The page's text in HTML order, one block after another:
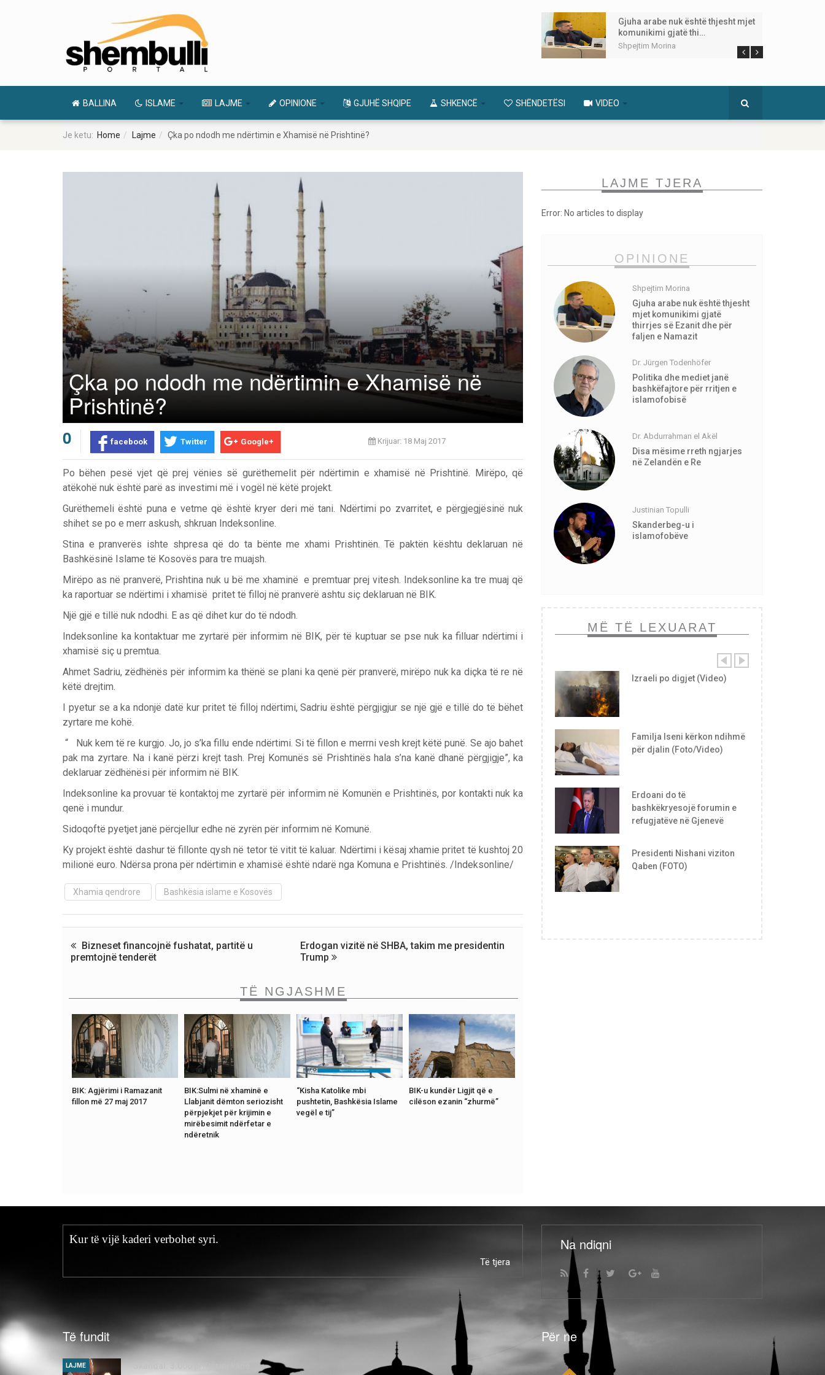
Gjuha arabe nuk është thjesht mjet
komunikimi gjatë thi…
Shpejtim Morina
BALLINA ISLAME LAJME OPINIONE GJUHË SHQIPE SHKENCË SHËNDETËSI VIDEO
Je ketu: Home Lajme Çka po ndodh me ndërtimin e Xhamisë në Prishtinë?
Çka po ndodh me ndërtimin e Xhamisë në
Prishtinë?
0 facebook Twitter Google+ Krijuar: 18 Maj 2017
Po bëhen pesë vjet që prej vënies së gurëthemelit për ndërtimin e xhamisë në Prishtinë. Mirëpo, që
atëkohë nuk është parë as investimi më i vogël në këtë projekt.
Gurëthemeli është puna e vetme që është kryer deri më tani. Ndërtimi po zvarritet, e përgjegjësinë nuk
shihet se po e merr askush, shkruan Indeksonline.
Stina e pranverës ishte shpresa që do ta bënte me xhami Prishtinën. Të paktën kështu deklaruan në
Bashkësinë Islame të Kosovës para tre muajsh.
Mirëpo as në pranverë, Prishtina nuk u bë me xhaminë e premtuar prej vitesh. Indeksonline ka tre muaj që
ka raportuar se ndërtimi i xhamisë pritet të filloj në pranverë ashtu siç deklaruan në BIK.
Një gjë e tillë nuk ndodhi. E as që dihet kur do të ndodh.
Indeksonline ka kontaktuar me zyrtarë për informim në BIK, për të kuptuar se pse nuk ka filluar ndërtimi i
xhamisë siç u premtua.
Ahmet Sadriu, zëdhënës për informim ka thënë se plani ka qenë për pranverë, mirëpo nuk ka diçka të re në
këtë drejtim.
I pyetur se a ka ndonjë datë kur pritet të filloj ndërtimi, Sadriu është përgjigjur se një gjë e tillë do të bëhet
zyrtare me kohë.
“ Nuk kem të re kurgjo. Jo, jo s’ka fillu ende ndërtimi. Si të fillon e merrni vesh krejt këtë punë. Se ajo bahet
pak ma zyrtare. Na i kanë përzi krejt tash. Prej Komunës së Prishtinës hala s’na kanë dhanë përgjigje”, ka
deklaruar zëdhënësi për informim në BIK.
Indeksonline ka provuar të kontaktoj me zyrtarë për informim në Komunën e Prishtinës, por kontakti nuk ka
qenë i mundur.
Sidoqoftë pyetjet janë përcjellur edhe në zyrën për informim në Komunë.
Ky projekt është dashur të fillonte qysh në tetor të vitit të kaluar. Ndërtimi i kësaj xhamie pritet të kushtoj 20
milionë euro. Ndërsa prona për ndërtimin e xhamisë është ndarë nga Komuna e Prishtinës. /Indeksonline/
Xhamia qendrore Bashkësia islame e Kosovës
Bizneset financojnë fushatat, partitë u
premtojnë tenderët
Erdogan vizitë në SHBA, takim me presidentin
Trump
TË NGJASHME
BIK: Agjërimi i Ramazanit
fillon më 27 maj 2017
BIK:Sulmi në xhaminë e
Llabjanit dëmton seriozisht
përpjekjet për krijimin e
mirëbesimit ndërfetar e
ndëretnik
“Kisha Katolike mbi
pushtetin, Bashkësia Islame
vegël e tij”
BIK-u kundër Ligjit që e
cilëson ezanin “zhurmë”
LAJME TJERA
Error: No articles to display
OPINIONE
Shpejtim Morina
Gjuha arabe nuk është thjesht
mjet komunikimi gjatë
thirrjes së Ezanit dhe për
faljen e Namazit
Dr. Jürgen Todenhöfer
Politika dhe mediet janë
bashkëfajtore për rritjen e
islamofobisë
Dr. Abdurrahman el Akël
Disa mësime rreth ngjarjes
në Zelandën e Re
Justinian Topulli
Skanderbeg-u i
islamofobëve
MË TË LEXUARAT
Izraeli po digjet (Video)
Familja Iseni kërkon ndihmë
për djalin (Foto/Video)
Erdoani do të
bashkëkryesojë forumin e
refugjatëve në Gjenevë
Presidenti Nishani viziton
Qaben (FOTO)
Kur të vijë kaderi verbohet syri.
Të tjera
Na ndiqni
Të fundit
LAJME
Për ne